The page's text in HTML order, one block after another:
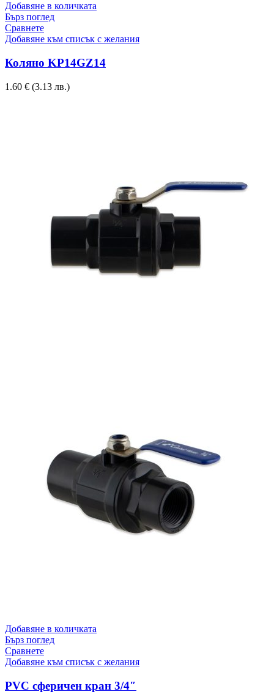
Добавяне в количката
Бърз поглед
Сравнете
Добавяне към списък с желания
Коляно KP14GZ14
1.60 € (3.13 лв.)
Добавяне в количката
Бърз поглед
Сравнете
Добавяне към списък с желания
PVC сферичен кран 3/4″